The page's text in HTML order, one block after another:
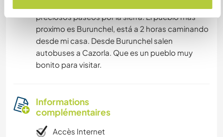
preciosos paseos por la sierra. El pueblo más
proximo es Burunchel, está a 2 horas caminando
desde mi casa. Desde Burunchel salen
autobuses a Cazorla. Que es un pueblo muy
bonito para visitar.
Informations
complémentaires
Accès Internet